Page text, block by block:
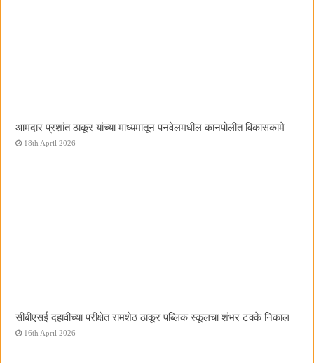
आमदार प्रशांत ठाकूर यांच्या माध्यमातून पनवेलमधील कानपोलीत विकासकामे
18th April 2026
सीबीएसई दहावीच्या परीक्षेत रामशेठ ठाकूर पब्लिक स्कूलचा शंभर टक्के निकाल
16th April 2026